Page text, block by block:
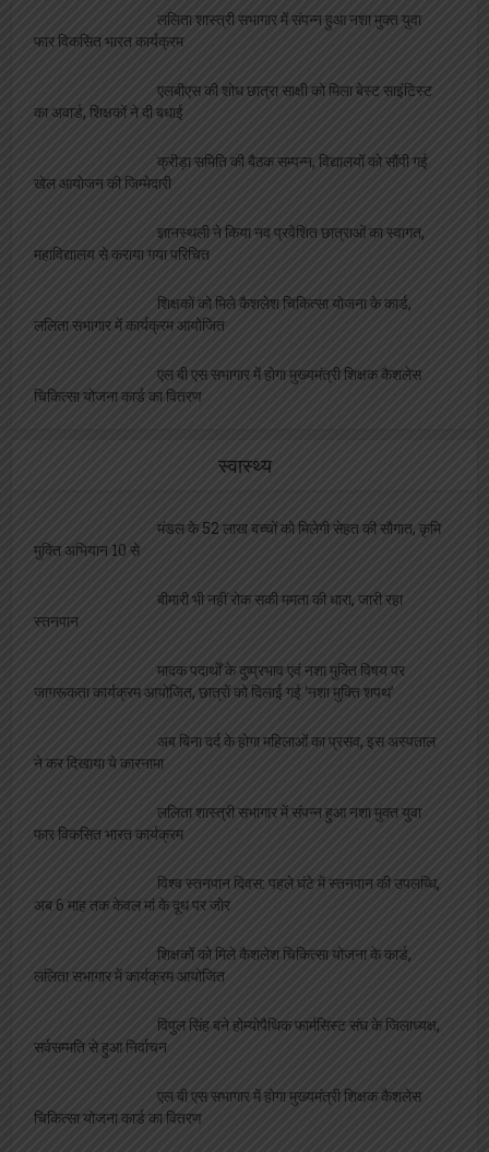
ललिता शास्त्री सभागार में संपन्न हुआ नशा मुक्त युवा
फार विकसित भारत कार्यक्रम
एलबीएस की शोध छात्रा साक्षी को मिला बेस्ट साइंटिस्ट
का अवार्ड, शिक्षकों ने दी बधाई
क्रीड़ा समिति की बैठक सम्पन्न, विद्यालयों को सौंपी गई
खेल आयोजन की जिम्मेदारी
ज्ञानस्थली ने किया नव प्रवेशित छात्राओं का स्वागत,
महाविद्यालय से कराया गया परिचित
शिक्षकों को मिले कैशलेश चिकित्सा योजना के कार्ड,
ललिता सभागार में कार्यक्रम आयोजित
एल बी एस सभागार में होगा मुख्यमंत्री शिक्षक कैशलेस
चिकित्सा योजना कार्ड का वितरण
स्वास्थ्य
मंडल के 52 लाख बच्चों को मिलेगी सेहत की सौगात, कृमि
मुक्ति अभियान 10 से
बीमारी भी नहीं रोक सकी ममता की धारा, जारी रहा
स्तनपान
मादक पदार्थों के दुष्प्रभाव एवं नशा मुक्ति विषय पर
जागरूकता कार्यक्रम आयोजित, छात्रों को दिलाई गई ‘नशा मुक्ति शपथ’
अब बिना दर्द के होगा महिलाओं का प्रसव, इस अस्पताल
ने कर दिखाया ये कारनामा
ललिता शास्त्री सभागार में संपन्न हुआ नशा मुक्त युवा
फार विकसित भारत कार्यक्रम
विश्व स्तनपान दिवस: पहले घंटे में स्तनपान की उपलब्धि,
अब 6 माह तक केवल मां के दूध पर जोर
शिक्षकों को मिले कैशलेश चिकित्सा योजना के कार्ड,
ललिता सभागार में कार्यक्रम आयोजित
विपुल सिंह बने होम्योपैथिक फार्मसिस्ट संघ के जिलाध्यक्ष,
सर्वसम्मति से हुआ निर्वाचन
एल बी एस सभागार में होगा मुख्यमंत्री शिक्षक कैशलेस
चिकित्सा योजना कार्ड का वितरण